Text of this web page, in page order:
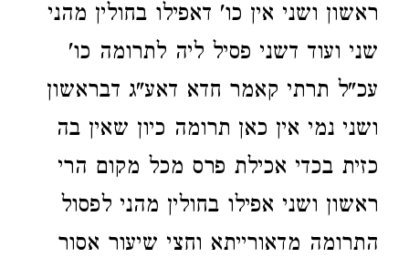
ראשון ושני אין כו' דאפילו בחולין מהני
שני ועוד דשני פסיל ליה לתרומה כו'
עכ"ל תרתי קאמר חדא דאע"ג דבראשון
ושני נמי אין כאן תרומה כיון שאין בה
כזית בכדי אכילת פרס מכל מקום הרי
ראשון ושני אפילו בחולין מהני לפסול
התרומה מדאורייתא וחצי שיעור אסור